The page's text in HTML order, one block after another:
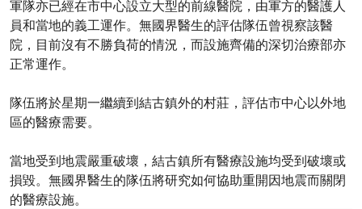
軍隊亦已經在市中心設立大型的前線醫院，由軍方的醫護人
員和當地的義工運作。無國界醫生的評估隊伍曾視察該醫
院，目前沒有不勝負荷的情況，而設施齊備的深切治療部亦
正常運作。
隊伍將於星期一繼續到結古鎮外的村莊，評估市中心以外地
區的醫療需要。
當地受到地震嚴重破壞，結古鎮所有醫療設施均受到破壞或
損毀。無國界醫生的隊伍將研究如何協助重開因地震而關閉
的醫療設施。